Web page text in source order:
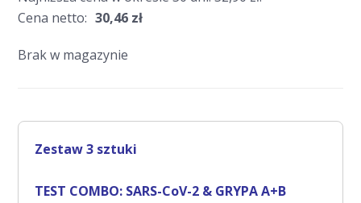
Cena netto: 30,46 zł
Brak w magazynie
Zestaw 3 sztuki
TEST COMBO: SARS-CoV-2 & GRYPA A+B